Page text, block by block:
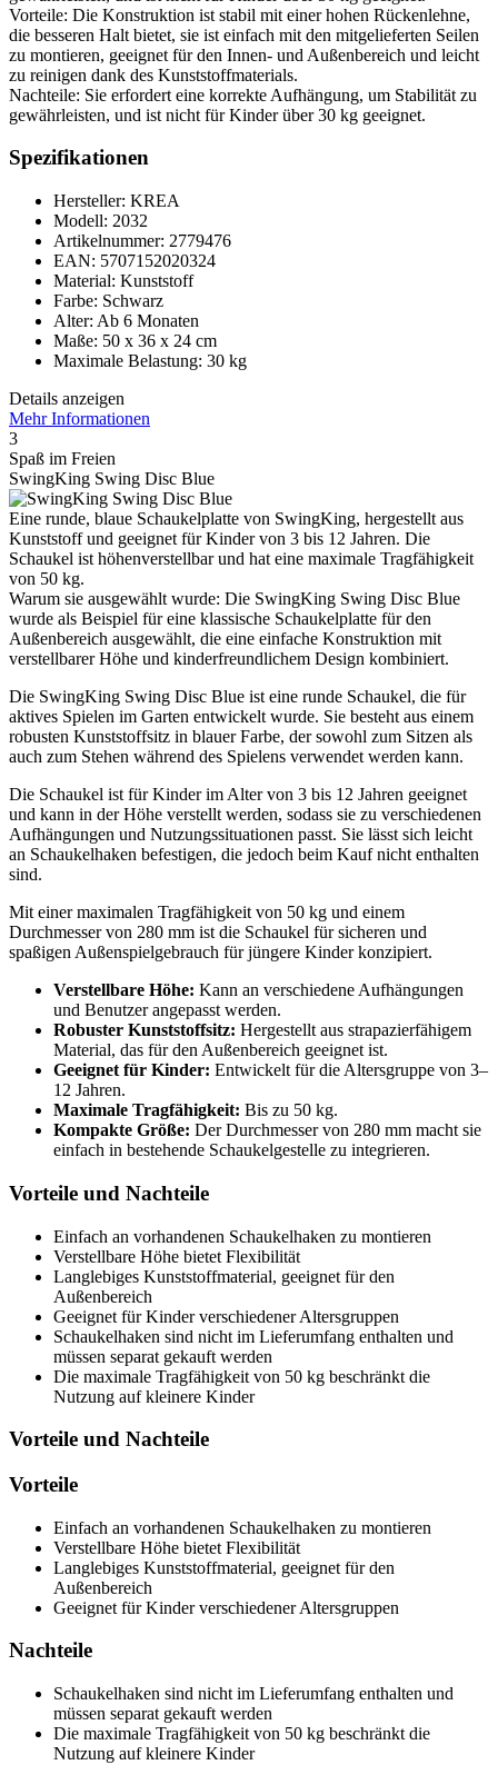
Vorteile: Die Konstruktion ist stabil mit einer hohen Rückenlehne,
die besseren Halt bietet, sie ist einfach mit den mitgelieferten Seilen
zu montieren, geeignet für den Innen- und Außenbereich und leicht
zu reinigen dank des Kunststoffmaterials.
Nachteile: Sie erfordert eine korrekte Aufhängung, um Stabilität zu
gewährleisten, und ist nicht für Kinder über 30 kg geeignet.
Spezifikationen
Hersteller: KREA
Modell: 2032
Artikelnummer: 2779476
EAN: 5707152020324
Material: Kunststoff
Farbe: Schwarz
Alter: Ab 6 Monaten
Maße: 50 x 36 x 24 cm
Maximale Belastung: 30 kg
Details anzeigen
Mehr Informationen
3
Spaß im Freien
SwingKing Swing Disc Blue
Eine runde, blaue Schaukelplatte von SwingKing, hergestellt aus
Kunststoff und geeignet für Kinder von 3 bis 12 Jahren. Die
Schaukel ist höhenverstellbar und hat eine maximale Tragfähigkeit
von 50 kg.
Warum sie ausgewählt wurde: Die SwingKing Swing Disc Blue
wurde als Beispiel für eine klassische Schaukelplatte für den
Außenbereich ausgewählt, die eine einfache Konstruktion mit
verstellbarer Höhe und kinderfreundlichem Design kombiniert.
Die SwingKing Swing Disc Blue ist eine runde Schaukel, die für
aktives Spielen im Garten entwickelt wurde. Sie besteht aus einem
robusten Kunststoffsitz in blauer Farbe, der sowohl zum Sitzen als
auch zum Stehen während des Spielens verwendet werden kann.
Die Schaukel ist für Kinder im Alter von 3 bis 12 Jahren geeignet
und kann in der Höhe verstellt werden, sodass sie zu verschiedenen
Aufhängungen und Nutzungssituationen passt. Sie lässt sich leicht
an Schaukelhaken befestigen, die jedoch beim Kauf nicht enthalten
sind.
Mit einer maximalen Tragfähigkeit von 50 kg und einem
Durchmesser von 280 mm ist die Schaukel für sicheren und
spaßigen Außenspielgebrauch für jüngere Kinder konzipiert.
Verstellbare Höhe: Kann an verschiedene Aufhängungen
und Benutzer angepasst werden.
Robuster Kunststoffsitz: Hergestellt aus strapazierfähigem
Material, das für den Außenbereich geeignet ist.
Geeignet für Kinder: Entwickelt für die Altersgruppe von 3–
12 Jahren.
Maximale Tragfähigkeit: Bis zu 50 kg.
Kompakte Größe: Der Durchmesser von 280 mm macht sie
einfach in bestehende Schaukelgestelle zu integrieren.
Vorteile und Nachteile
Einfach an vorhandenen Schaukelhaken zu montieren
Verstellbare Höhe bietet Flexibilität
Langlebiges Kunststoffmaterial, geeignet für den
Außenbereich
Geeignet für Kinder verschiedener Altersgruppen
Schaukelhaken sind nicht im Lieferumfang enthalten und
müssen separat gekauft werden
Die maximale Tragfähigkeit von 50 kg beschränkt die
Nutzung auf kleinere Kinder
Vorteile und Nachteile
Vorteile
Einfach an vorhandenen Schaukelhaken zu montieren
Verstellbare Höhe bietet Flexibilität
Langlebiges Kunststoffmaterial, geeignet für den
Außenbereich
Geeignet für Kinder verschiedener Altersgruppen
Nachteile
Schaukelhaken sind nicht im Lieferumfang enthalten und
müssen separat gekauft werden
Die maximale Tragfähigkeit von 50 kg beschränkt die
Nutzung auf kleinere Kinder